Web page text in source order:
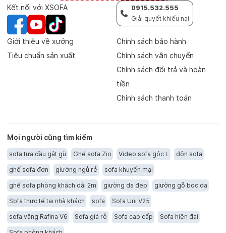
Giới thiệu về xưởng
Tiêu chuẩn sản xuất
Chính sách bảo hành
Chính sách vận chuyển
Chính sách đổi trả và hoàn
tiền
Chính sách thanh toán
Kết nối với XSOFA
0915.532.555
Giải quyết khiếu nại
Mọi người cũng tìm kiếm
sofa tựa đầu gật gù Ghế sofa Zio Video sofa góc L đôn sofa
ghế sofa đơn giường ngủ rẻ sofa khuyến mại
ghế sofa phòng khách dài 2m giường da đẹp giường gỗ bọc da
Sofa thực tế tại nhà khách sofa Sofa Uni V25
sofa văng Rafina V6 Sofa giá rẻ Sofa cao cấp Sofa hiện đại